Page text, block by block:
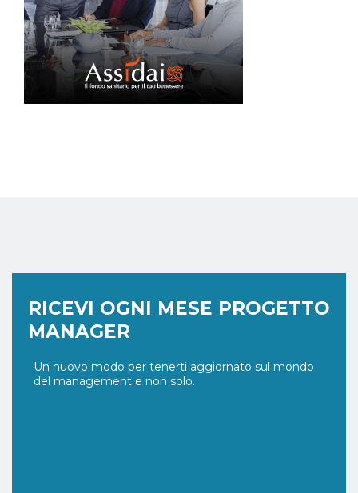
RICEVI OGNI MESE PROGETTO
MANAGER
Un nuovo modo per tenerti aggiornato sul mondo
del management e non solo.